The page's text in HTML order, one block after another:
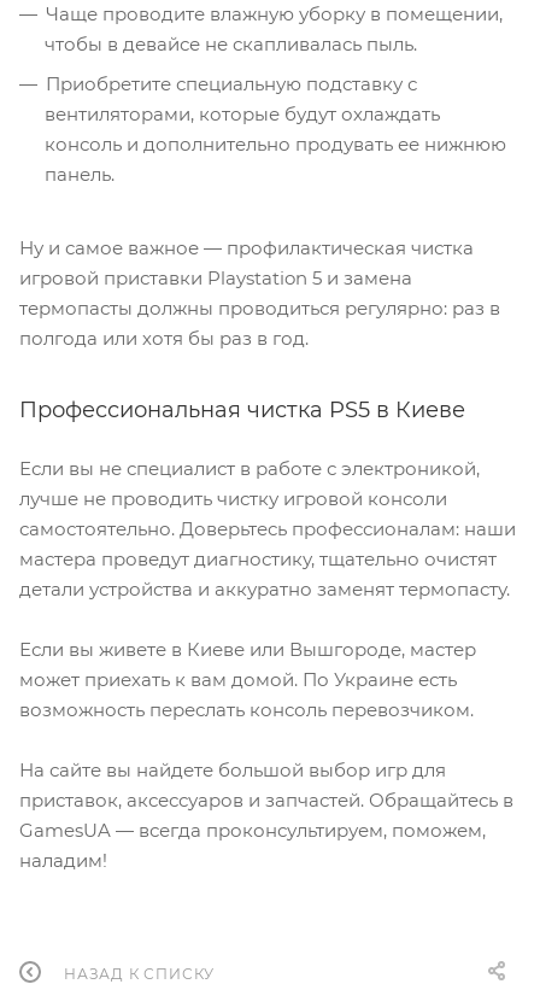
Чаще проводите влажную уборку в помещении,
чтобы в девайсе не скапливалась пыль.
Приобретите специальную подставку с
вентиляторами, которые будут охлаждать
консоль и дополнительно продувать ее нижнюю
панель.
Ну и самое важное — профилактическая чистка
игровой приставки Playstation 5 и замена
термопасты должны проводиться регулярно: раз в
полгода или хотя бы раз в год.
Профессиональная чистка PS5 в Киеве
Если вы не специалист в работе с электроникой,
лучше не проводить чистку игровой консоли
самостоятельно. Доверьтесь профессионалам: наши
мастера проведут диагностику, тщательно очистят
детали устройства и аккуратно заменят термопасту.
Если вы живете в Киеве или Вышгороде, мастер
может приехать к вам домой. По Украине есть
возможность переслать консоль перевозчиком.
На сайте вы найдете большой выбор игр для
приставок, аксессуаров и запчастей. Обращайтесь в
GamesUA — всегда проконсультируем, поможем,
наладим!
НАЗАД К СПИСКУ